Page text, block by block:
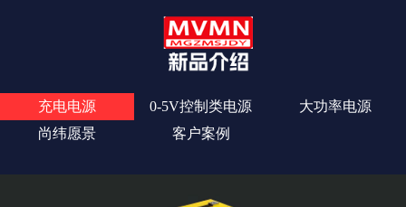
充电电源 0-5V控制类电源
大功率电源
尚纬愿景
客户案例